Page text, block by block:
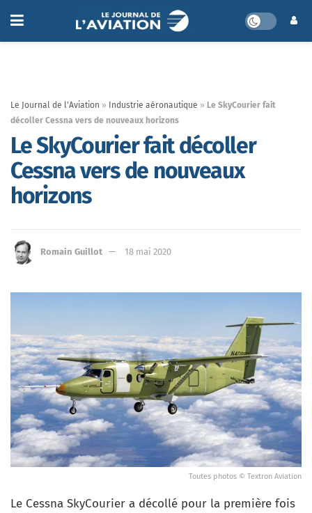
Le Journal de l'Aviation » Industrie aéronautique » Le SkyCourier fait
décoller Cessna vers de nouveaux horizons
Le SkyCourier fait décoller
Cessna vers de nouveaux
horizons
Romain Guillot 18 mai 2020
Toutes photos © Textron Aviation
Le Cessna SkyCourier a décollé pour la première fois